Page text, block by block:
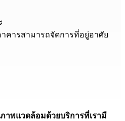
คารสามารถจัดการที่อยู่อาศัย
าพแวดล้อมด้วยบริการที่เรามี